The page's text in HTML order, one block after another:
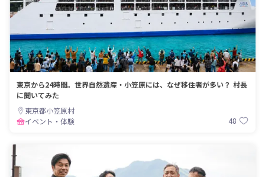
東京から24時間。世界自然遺産・小笠原には、なぜ移住者が多い？ 村長
に聞いてみた
東京都小笠原村
イベント・体験
48